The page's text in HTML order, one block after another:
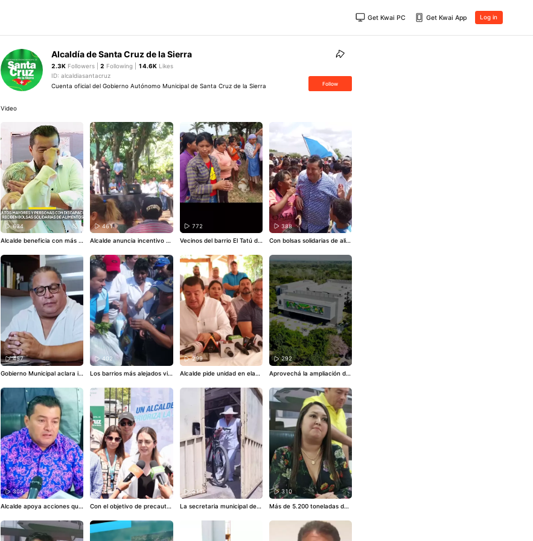
Get Kwai PC Get Kwai App Log in
Alcaldía de Santa Cruz de la Sierra
2.3K Followers |2 Following | 14.6K Likes
ID: alcaldiasantacruz
Cuenta oficial del Gobierno Autónomo Municipal de Santa Cruz de la Sierra
Follow
Video
634
Alcalde beneficia con más d
con discapacidad. Mirá la no
ta completa aquí 👉🏼: http
s://bit.ly/3V5B76o#SantaCr
#SantaCruzDeLaSierra
461
Alcalde anuncia incentivo es
mnos de inicial y primaria Mi
rá la nota completa aquí: htt
ps://bit.ly/3i79ECR#JhonnyF
ernández #SantaCruzdelaSi
erra
772
Vecinos del barrio El Tatú del
ntrega de bolsas solidarias d
e alimentos.
#SantaCruzDeL
aSierra
#SantaCruzBo #Para
Ti #Viral
388
Con bolsas solidarias de alim
calde Jhonny Fernández lleg
ó a los distritos municipales
8 y 13 para ayudar a quiene
s más lo necesitan. La autor
idad edil recibió el cariño de
los vecinos, quienes agrade
cieron su solidaridad.#Sant
aCruzDeLaSierra #SantaCru
zBo
457
Gobierno Municipal aclara in
anciera ante comentarios m
alintencionados de concejal
Medrano.#SantaCruzDeLaS
ierra #SantaCruzBo
402
Los barrios más alejados vie
la entrega de bolsas solidari
as por el alcalde Jhonny Fer
nández para las familias má
s necesitadas. Este sábado,
los vecinos del Distrito Muni
cipal 12 agradecieron el ges
to de desprendimiento de la
autoridad edil.
#SantaCruzD
eLaSierra #SantaCruzBo
299
Alcalde pide unidad en elabo
ey por el Censo.#SantaCruz
#SantaCruzDeLaSierra #
#Viral
292
Aprovechá la ampliación del
n el 100% de condonación d
e multas, intereses y sancio
nes en el pago de impuestos
municipales de vehículos, in
muebles y actividades econ
ómicas de gestiones vencid
as, desde 1995 al 2020 (PLA
ZO 30 DE NOVIEMBRE).#SA
#SantaCruzDeLaSierra #S
antaCruzBo
#Viral
309
Alcalde apoya acciones que
arco constitucional.#Santa
CruzDeLaSierra
#SantaCruz
Bo #ParaTi #Viral
316
Con el objetivo de precautel
en salud, la Secretaría Muni
cipal de Salud contrató 10 u
nidades de micros para su tr
311
La secretaria municipal de S
tuvo una reunión de coordin
ación con representantes d
e Fesirmes, del Colegio Médi
310
Más de 5.200 toneladas de r
n al vertedero municipal des
de que se levantó el cerco.
El trabajo de recolección se